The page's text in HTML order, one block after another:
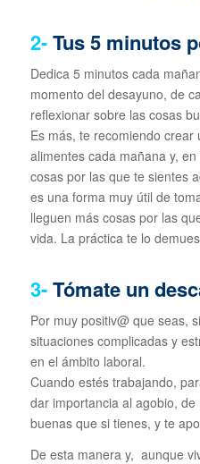
2-Tus 5 minutos
Dedica 5 minutos cada
momento del desayuno, de
reflexionar sobre las cosas
Es más, te recomiendo crear
alimentes cada mañana y,
cosas por las que te sientes
es una forma muy útil de
lleguen más cosas por las
vida. La práctica te lo
3- Tómate un
Por muy positiv@ que seas,
situaciones complicadas y
en el ámbito laboral.
Cuando estés trabajando,
dar importancia al agobio,
buenas que si tienes, y te
De esta manera y, aunque